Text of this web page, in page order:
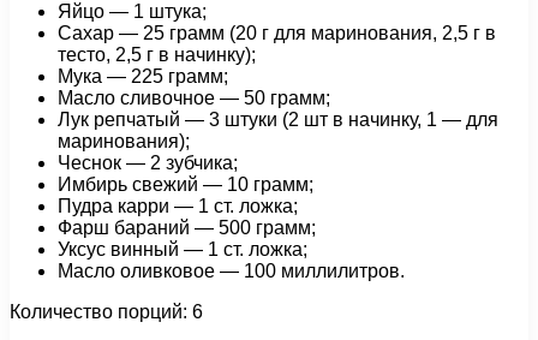
Яйцо — 1 штука;
Сахар — 25 грамм (20 г для маринования, 2,5 г в
тесто, 2,5 г в начинку);
Мука — 225 грамм;
Масло сливочное — 50 грамм;
Лук репчатый — 3 штуки (2 шт в начинку, 1 — для
маринования);
Чеснок — 2 зубчика;
Имбирь свежий — 10 грамм;
Пудра карри — 1 ст. ложка;
Фарш бараний — 500 грамм;
Уксус винный — 1 ст. ложка;
Масло оливковое — 100 миллилитров.
Количество порций: 6